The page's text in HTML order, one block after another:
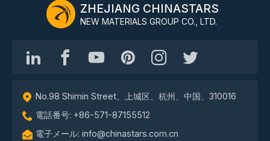
ZHEJIANG CHINASTARS
NEW MATERIALS GROUP CO., LTD.
No.98 Shimin Street、上城区、杭州、中国、310016
電話番号: +86-571-87155512
電子メール: info@chinastars.com.cn